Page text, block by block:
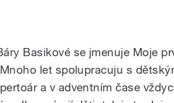
Basikové se jmenuje Moje
let spolupracuju s
a v adventním čase